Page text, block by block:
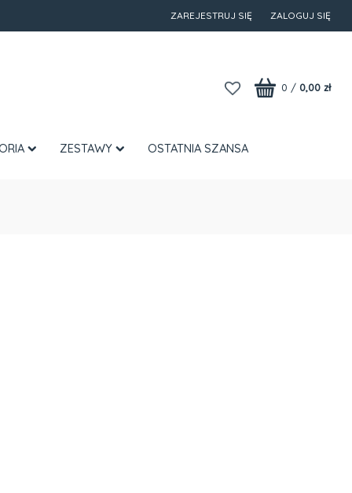
ZAREJESTRUJ SIĘ ZALOGUJ SIĘ
0 / 0,00 zł
ZESTAWY OSTATNIA SZANSA